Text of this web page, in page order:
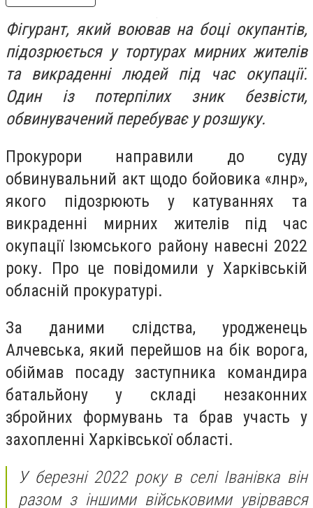
Фігурант, який воював на боці окупантів,
підозрюється у тортурах мирних жителів
та викраденні людей під час окупації.
Один із потерпілих зник безвісти,
обвинувачений перебуває у розшуку.
Прокурори направили до суду
обвинувальний акт щодо бойовика «лнр»,
якого підозрюють у катуваннях та
викраденні мирних жителів під час
окупації Ізюмського району навесні 2022
року. Про це повідомили у Харківській
обласній прокуратурі.
За даними слідства, уродженець
Алчевська, який перейшов на бік ворога,
обіймав посаду заступника командира
батальйону у складі незаконних
збройних формувань та брав участь у
захопленні Харківської області.
У березні 2022 року в селі Іванівка він
разом з іншими військовими увірвався